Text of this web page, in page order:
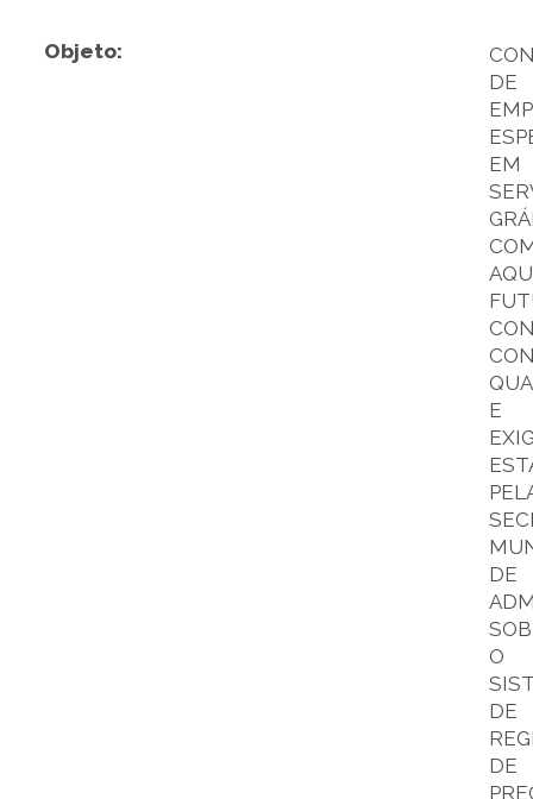
Objeto:
DE
EM
E
DE
SOB
O
DE
DE